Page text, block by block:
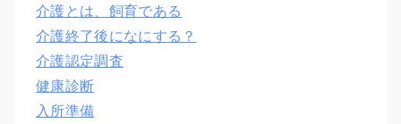
介護とは、飼育である
介護終了後になにする？
介護認定調査
健康診断
入所準備